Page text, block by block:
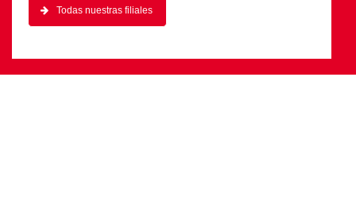
Todas nuestras filiales